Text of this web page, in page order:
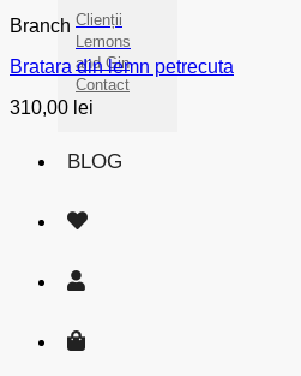
Clienții
Lemons
and Gin
Contact
BLOG
Branch
Bratara din lemn petrecuta
310,00 lei